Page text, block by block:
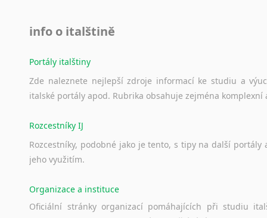
info o italštině
Portály italštiny
Zde naleznete nejlepší zdroje informací ke studiu a
italské portály apod. Rubrika obsahuje zejména komplexní
Rozcestníky IJ
Rozcestníky, podobné jako je tento, s tipy na další portály
jeho využitím.
Organizace a instituce
Oficiální stránky organizací pomáhajících při studiu